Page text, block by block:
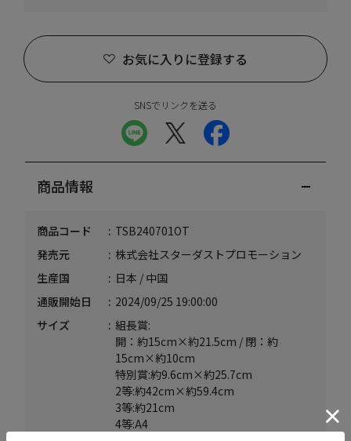
お気に入りに登録する
SNSでリンクを送る
商品情報
商品コード
TSB240701OT
発売元
株式会社スターダストプロモーション
生産国
日本 / 中国
通販開始日
2024/09/25 19:00:00
サイズ
組長賞:
開：約15cm×約21.5cm / 閉：約
15cm×約10cm
特別賞:約9.6cm×約25.7cm
2等:約42cm×約59.4cm
3等:約21cm
4等:A4